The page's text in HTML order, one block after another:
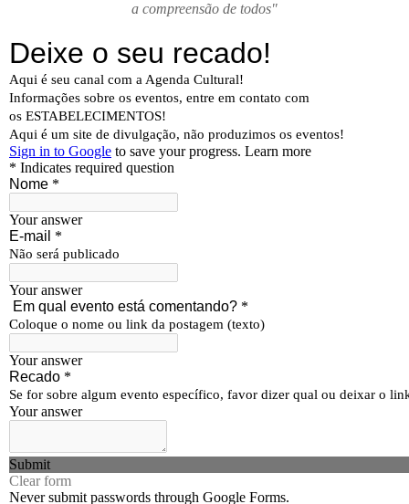
a compreensão de todos"